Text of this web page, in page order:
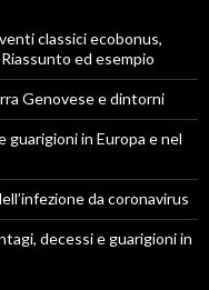
classici ecobonus,
ed esempio
Genovese e dintorni
guarigioni in Europa e nel
da coronavirus
decessi e guarigioni in